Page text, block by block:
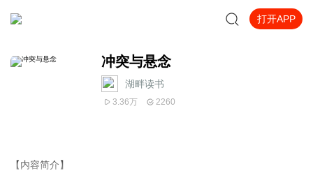
打开APP
冲突与悬念
湖畔读书
3.36万 2260
【内容简介】